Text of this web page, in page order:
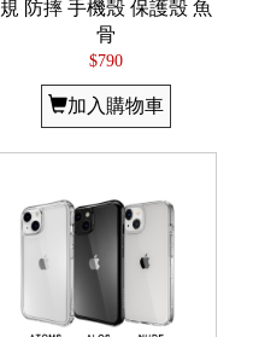
規 防摔 手機殼 保護殼 魚
骨
$790
加入購物車